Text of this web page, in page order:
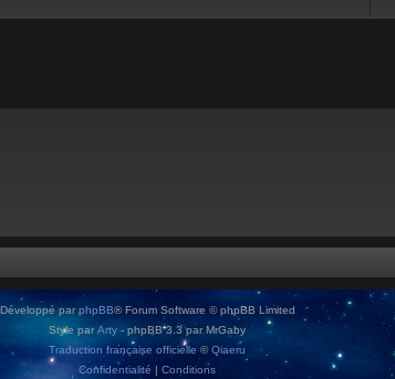
Développé parphpBB® Forum Software © phpBB Limited
Style par Arty - phpBB 3.3 par MrGaby
Traduction française officielle ©Qiaeru
Confidentialité
Conditions